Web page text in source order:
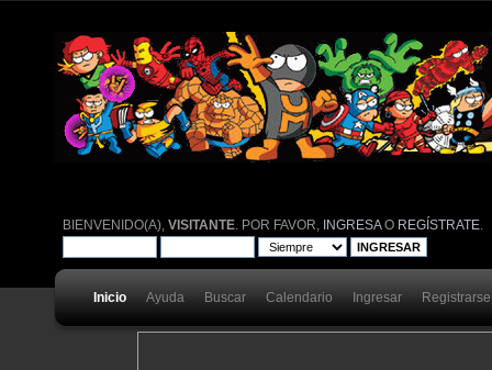
BIENVENIDO(A),VISITANTE . POR FAVOR, INGRESAO REGÍSTRATE
Inicio Ayuda Buscar Calendario Ingresar Registrarse